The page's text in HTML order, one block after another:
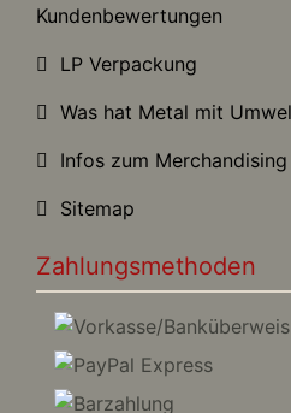
Kundenbewertungen
LP Verpackung
Was hat Metal mit
Infos zum Merchandising
Sitemap
Zahlungsmethoden